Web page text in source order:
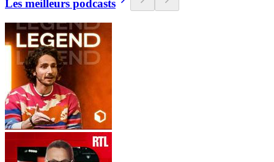
Les meilleurs podcasts